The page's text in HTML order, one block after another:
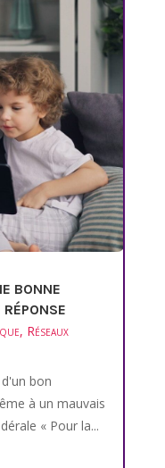
BONNE
, Réseaux
bon
à un mauvais
« Pour la...